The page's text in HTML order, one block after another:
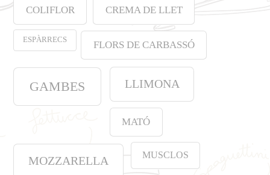
COLIFLOR CREMA DE LLET
ESPÀRRECS FLORS DE CARBASSÓ
GAMBES LLIMONA
MATÓ
MOZZARELLA MUSCLOS